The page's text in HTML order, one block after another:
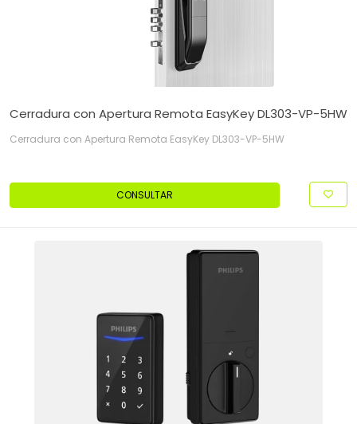
Cerradura con Apertura Remota EasyKey DL303-VP-5HW
Cerradura con Apertura Remota EasyKey DL303-VP-5HW
CONSULTAR